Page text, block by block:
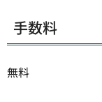
手数料
無料